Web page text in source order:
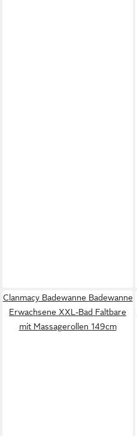
Clanmacy Badewanne Badewanne
Erwachsene XXL-Bad Faltbare
mit Massagerollen 149cm